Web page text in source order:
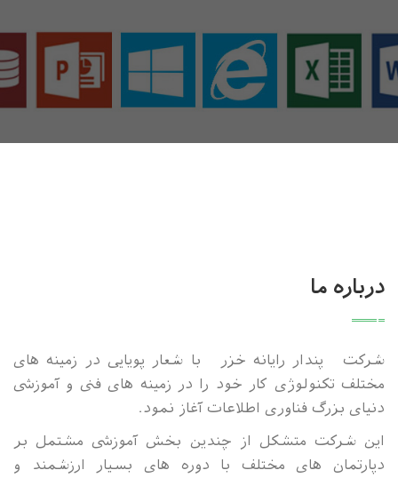
درباره ما
شرکت پندار رایانه خزر با شعار پویایی در زمینه های
مختلف تکنولوژی کار خود را در زمینه های فنی و آموزشی
دنیای بزرگ فناوری اطلاعات آغاز نمود.
این شرکت متشکل از چندین بخش آموزشی مشتمل بر
دپارتمان های مختلف با دوره های بسیار ارزشمند و